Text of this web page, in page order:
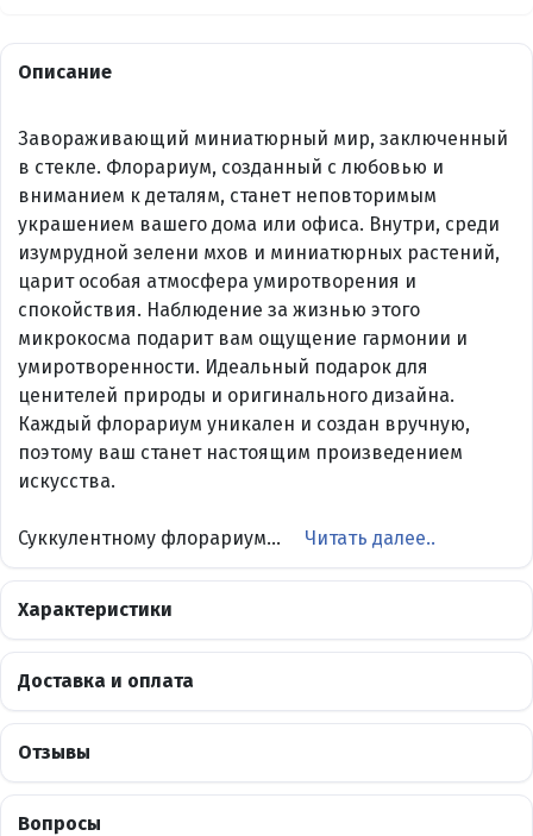
Описание
Завораживающий миниатюрный мир, заключенный
в стекле. Флорариум, созданный с любовью и
вниманием к деталям, станет неповторимым
украшением вашего дома или офиса. Внутри, среди
изумрудной зелени мхов и миниатюрных растений,
царит особая атмосфера умиротворения и
спокойствия. Наблюдение за жизнью этого
микрокосма подарит вам ощущение гармонии и
умиротворенности. Идеальный подарок для
ценителей природы и оригинального дизайна.
Каждый флорариум уникален и создан вручную,
поэтому ваш станет настоящим произведением
искусства.
Суккулентному флорариум... Читать далее..
Характеристики
Доставка и оплата
Отзывы
Вопросы